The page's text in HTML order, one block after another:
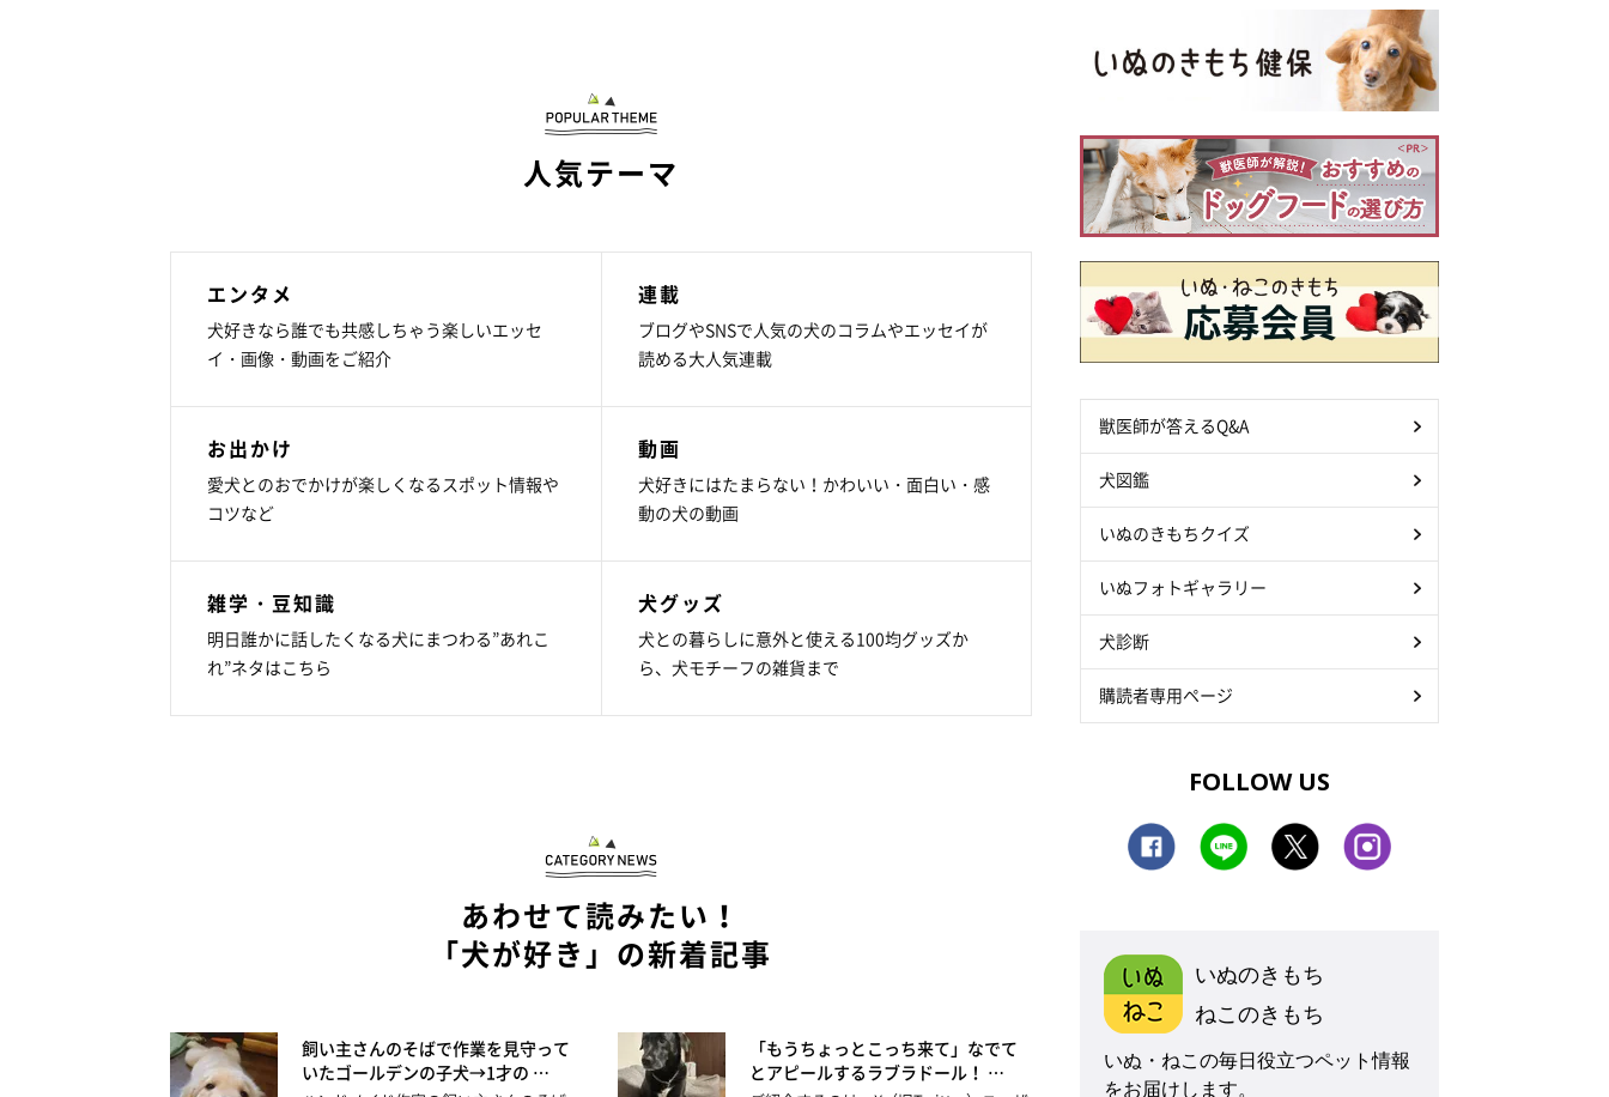
人気テーマ
エンタメ
犬好きなら誰でも共感しちゃう楽しいエッセ
イ・画像・動画をご紹介
連載
ブログやSNSで人気の犬のコラムやエッセイが
読める大人気連載
お出かけ
愛犬とのおでかけが楽しくなるスポット情報や
コツなど
動画
犬好きにはたまらない！かわいい・面白い・感
動の犬の動画
雑学・豆知識
明日誰かに話したくなる犬にまつわる”あれこ
れ”ネタはこちら
犬グッズ
犬との暮らしに意外と使える100均グッズか
ら、犬モチーフの雑貨まで
あわせて読みたい！
「犬が好き」の新着記事
飼い主さんのそばで作業を見守って
いたゴールデンの子犬→1才の …
「もうちょっとこっち来て」なでて
とアピールするラブラドール！ …
獣医師が答えるQ&A
犬図鑑
いぬのきもちクイズ
いぬフォトギャラリー
犬診断
購読者専用ページ
FOLLOW US
いぬのきもち
ねこのきもち
いぬ・ねこの毎日役立つペット情報
をお届けします。